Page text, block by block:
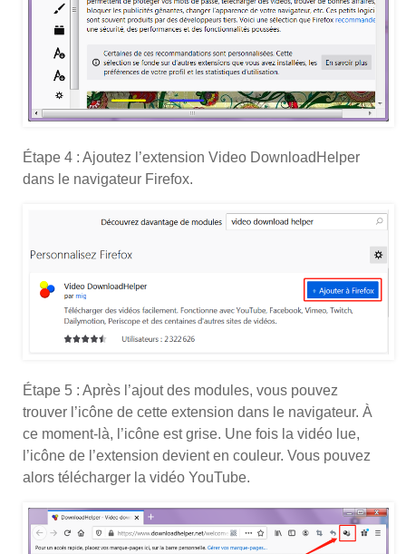
Étape 4 : Ajoutez l’extension Video DownloadHelper
dans le navigateur Firefox.
Étape 5 : Après l’ajout des modules, vous pouvez
trouver l’icône de cette extension dans le navigateur. À
ce moment-là, l’icône est grise. Une fois la vidéo lue,
l’icône de l’extension devient en couleur. Vous pouvez
alors télécharger la vidéo YouTube.